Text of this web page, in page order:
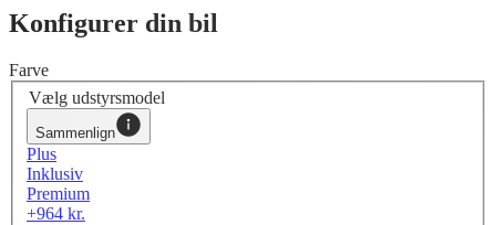
Konfigurer din bil
Farve
Vælg udstyrsmodel
Sammenlign
Plus
Inklusiv
Premium
+964 kr.